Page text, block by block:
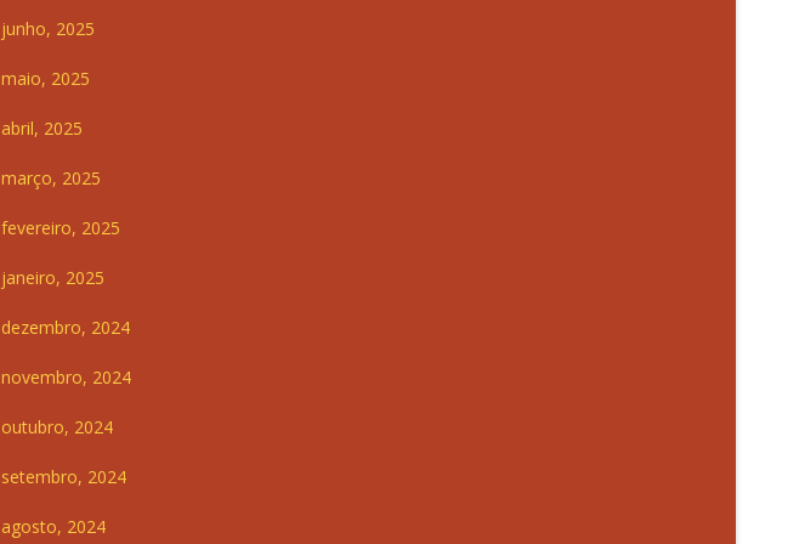
junho, 2025
maio, 2025
abril, 2025
março, 2025
fevereiro, 2025
janeiro, 2025
dezembro, 2024
novembro, 2024
outubro, 2024
setembro, 2024
agosto, 2024